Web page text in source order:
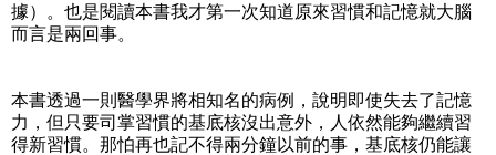
據）。也是閱讀本書我才第一次知道原來習慣和記憶就大腦
而言是兩回事。
本書透過一則醫學界將相知名的病例，說明即使失去了記憶
力，但只要司掌習慣的基底核沒出意外，人依然能夠繼續習
得新習慣。那怕再也記不得兩分鐘以前的事，基底核仍能讓